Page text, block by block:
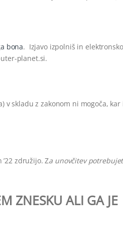
bona. Izjavo izpolniš in elektronsko
planet.si.
skladu z zakonom ni mogoča, kar
združijo. Za unovčitev
ZNESKU ALI GA JE